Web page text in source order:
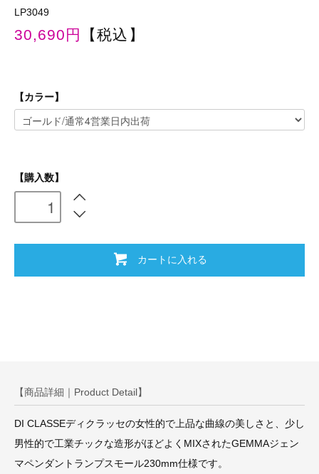
LP3049
30,690円 【税込】
【カラー】
【購入数】
カートに入れる
【商品詳細｜Product Detail】
DI CLASSEディクラッセの女性的で上品な曲線の美しさと、少し
男性的で工業チックな造形がほどよくMIXされたGEMMAジェン
マペンダントランプスモール230mm仕様です。